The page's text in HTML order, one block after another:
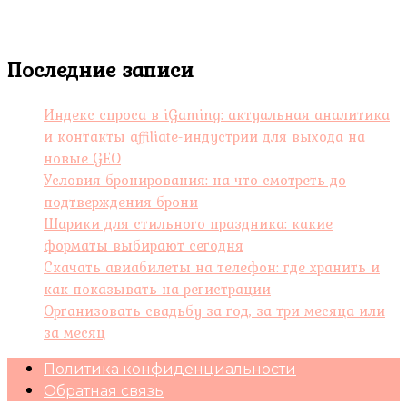
Последние записи
Индекс спроса в iGaming: актуальная аналитика
и контакты affiliate-индустрии для выхода на
новые GEO
Условия бронирования: на что смотреть до
подтверждения брони
Шарики для стильного праздника: какие
форматы выбирают сегодня
Скачать авиабилеты на телефон: где хранить и
как показывать на регистрации
Организовать свадьбу за год, за три месяца или
за месяц
Политика конфиденциальности
Обратная связь